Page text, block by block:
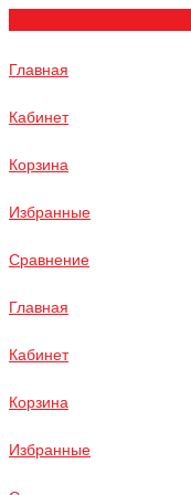
Главная
Кабинет
Корзина
Избранные
Сравнение
Главная
Кабинет
Корзина
Избранные